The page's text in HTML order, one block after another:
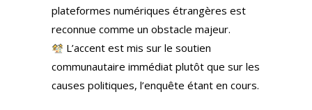
plateformes numériques étrangères est
reconnue comme un obstacle majeur.
L’accent est mis sur le soutien
communautaire immédiat plutôt que sur les
causes politiques, l’enquête étant en cours.